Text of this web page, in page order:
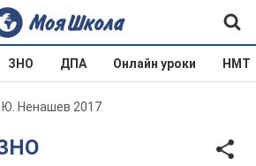
ЗНО ДПА Онлайн уроки НМТ
Ю. Ненашев 2017